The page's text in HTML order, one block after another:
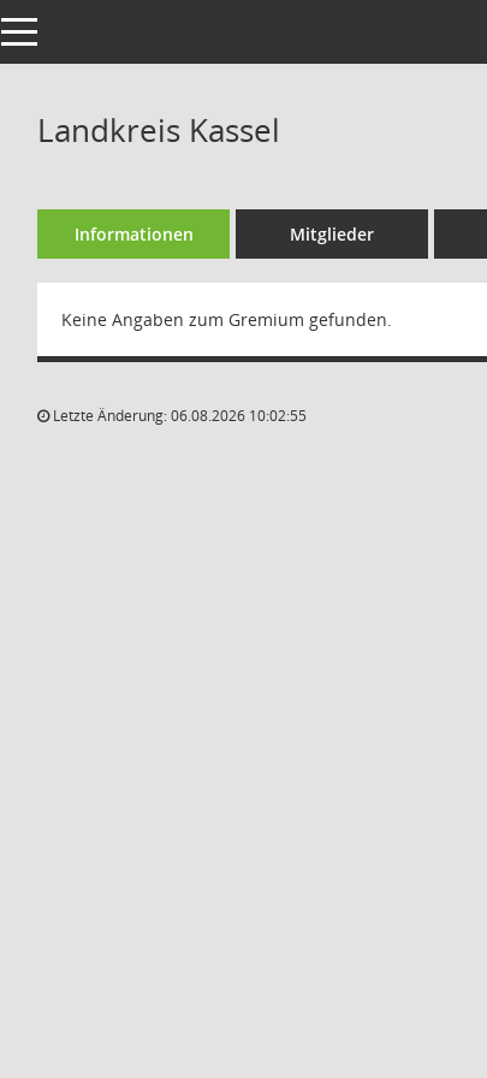
Toggle navigation
Landkreis Kassel
Informationen Mitglieder
Keine Angaben zum Gremium gefunden.
Letzte Änderung: 06.08.2026 10:02:55